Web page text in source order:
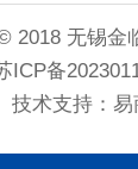
2018 无锡金
ICP备
技术支持： 易